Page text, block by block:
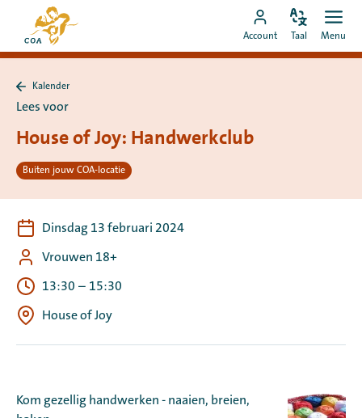
naar
content
Naar
de
startpagina
MyCOA
Ga
naar
Account
Pas
taal
Taal Menu
naar
Kalender
Lees voor
House of Joy: Handwerkclub
Buiten jouw COA-locatie
Dinsdag 13 februari 2024
Vrouwen 18+
13:30 – 15:30
House of Joy
Kom gezellig handwerken - naaien, breien,